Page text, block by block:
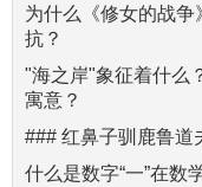
为什么《修女的战
抗？
"海之岸"象征着什么
寓意？
### 红鼻子驯鹿鲁道
什么是数字“一”在数